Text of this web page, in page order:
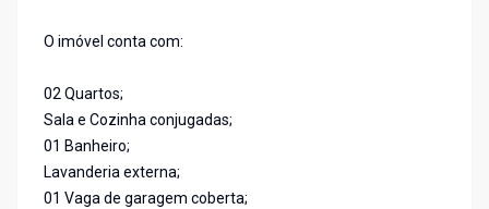
O imóvel conta com:
02 Quartos;
Sala e Cozinha conjugadas;
01 Banheiro;
Lavanderia externa;
01 Vaga de garagem coberta;